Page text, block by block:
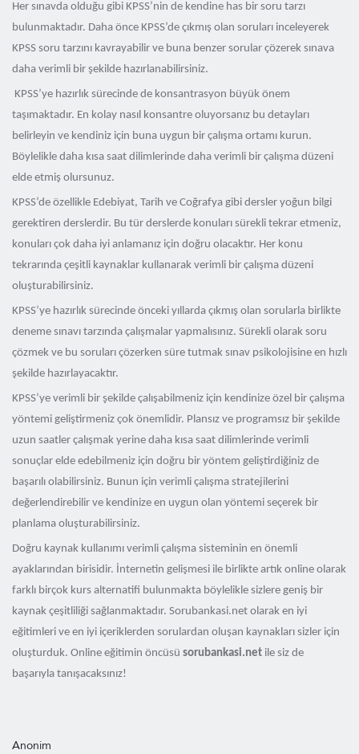
Her sınavda olduğu gibi KPSS’nin de kendine has bir soru tarzı
bulunmaktadır. Daha önce KPSS’de çıkmış olan soruları inceleyerek
KPSS soru tarzını kavrayabilir ve buna benzer sorular çözerek sınava
daha verimli bir şekilde hazırlanabilirsiniz.
KPSS’ye hazırlık sürecinde de konsantrasyon büyük önem
taşımaktadır. En kolay nasıl konsantre oluyorsanız bu detayları
belirleyin ve kendiniz için buna uygun bir çalışma ortamı kurun.
Böylelikle daha kısa saat dilimlerinde daha verimli bir çalışma düzeni
elde etmiş olursunuz.
KPSS’de özellikle Edebiyat, Tarih ve Coğrafya gibi dersler yoğun bilgi
gerektiren derslerdir. Bu tür derslerde konuları sürekli tekrar etmeniz,
konuları çok daha iyi anlamanız için doğru olacaktır. Her konu
tekrarında çeşitli kaynaklar kullanarak verimli bir çalışma düzeni
oluşturabilirsiniz.
KPSS’ye hazırlık sürecinde önceki yıllarda çıkmış olan sorularla birlikte
deneme sınavı tarzında çalışmalar yapmalısınız. Sürekli olarak soru
çözmek ve bu soruları çözerken süre tutmak sınav psikolojisine en hızlı
şekilde hazırlayacaktır.
KPSS’ye verimli bir şekilde çalışabilmeniz için kendinize özel bir çalışma
yöntemi geliştirmeniz çok önemlidir. Plansız ve programsız bir şekilde
uzun saatler çalışmak yerine daha kısa saat dilimlerinde verimli
sonuçlar elde edebilmeniz için doğru bir yöntem geliştirdiğiniz de
başarılı olabilirsiniz. Bunun için verimli çalışma stratejilerini
değerlendirebilir ve kendinize en uygun olan yöntemi seçerek bir
planlama oluşturabilirsiniz.
Doğru kaynak kullanımı verimli çalışma sisteminin en önemli
ayaklarından birisidir. İnternetin gelişmesi ile birlikte artık online olarak
farklı birçok kurs alternatifi bulunmakta böylelikle sizlere geniş bir
kaynak çeşitliliği sağlanmaktadır. Sorubankasi.net olarak en iyi
eğitimleri ve en iyi içeriklerden sorulardan oluşan kaynakları sizler için
oluşturduk. Online eğitimin öncüsü sorubankasi.net ile siz de
başarıyla tanışacaksınız!
Anonim